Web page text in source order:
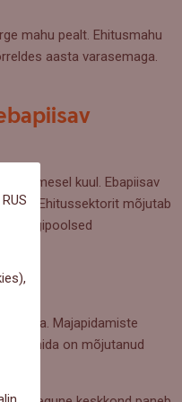
RUS
mahu pealt. Ehitusmahu
aasta varasemaga.
esimesel kuul. Ebapiisav
Ehitussektorit mõjutab
Riigipoolsed
Majapidamiste
mida on mõjutanud